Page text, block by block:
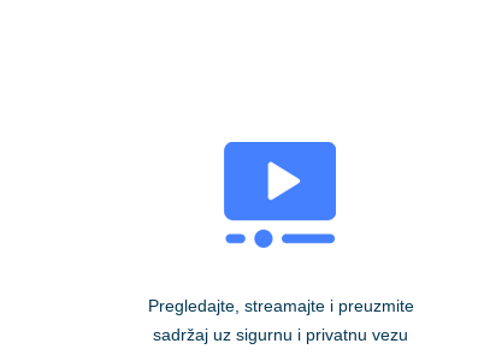
Pregledajte, streamajte i preuzmite
sadržaj uz sigurnu i privatnu vezu